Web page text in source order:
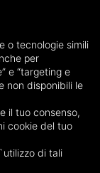
positivamente
in queste
urbana
non solo
ma anche alla
o tecnologie simili
per
e “targeting e
non disponibili le
il tuo consenso,
cookie del tuo
di tali